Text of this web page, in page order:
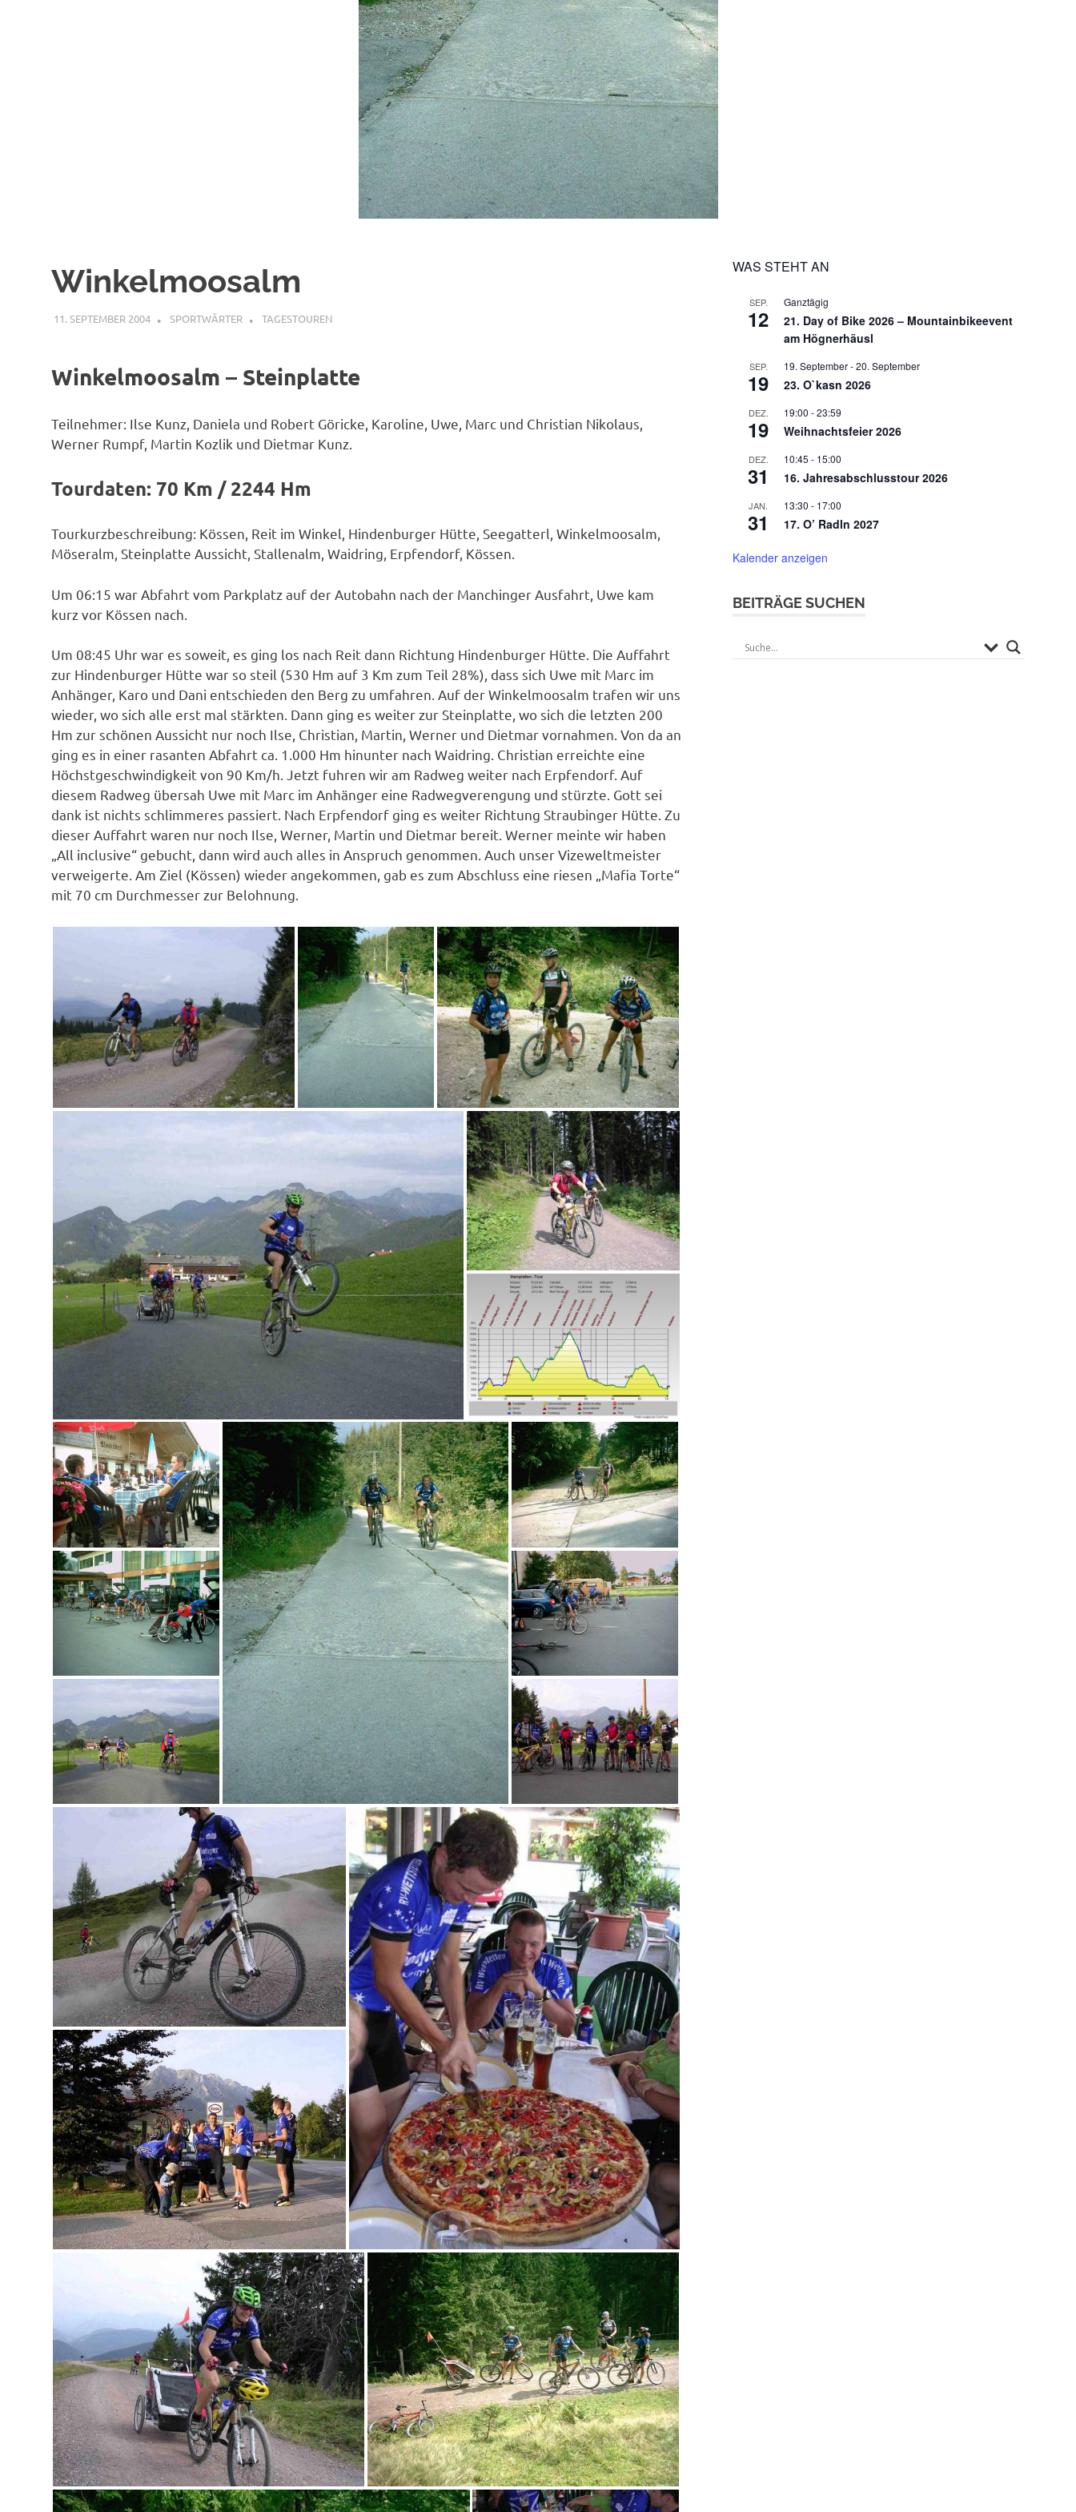
Winkelmoosalm
11. SEPTEMBER 2004 SPORTWÄRTER TAGESTOUREN
Winkelmoosalm – Steinplatte
Teilnehmer: Ilse Kunz, Daniela und Robert Göricke, Karoline, Uwe, Marc und Christian Nikolaus,
Werner Rumpf, Martin Kozlik und Dietmar Kunz.
Tourdaten: 70 Km / 2244 Hm
Tourkurzbeschreibung: Kössen, Reit im Winkel, Hindenburger Hütte, Seegatterl, Winkelmoosalm,
Möseralm, Steinplatte Aussicht, Stallenalm, Waidring, Erpfendorf, Kössen.
Um 06:15 war Abfahrt vom Parkplatz auf der Autobahn nach der Manchinger Ausfahrt, Uwe kam
kurz vor Kössen nach.
Um 08:45 Uhr war es soweit, es ging los nach Reit dann Richtung Hindenburger Hütte. Die Auffahrt
zur Hindenburger Hütte war so steil (530 Hm auf 3 Km zum Teil 28%), dass sich Uwe mit Marc im
Anhänger, Karo und Dani entschieden den Berg zu umfahren. Auf der Winkelmoosalm trafen wir uns
wieder, wo sich alle erst mal stärkten. Dann ging es weiter zur Steinplatte, wo sich die letzten 200
Hm zur schönen Aussicht nur noch Ilse, Christian, Martin, Werner und Dietmar vornahmen. Von da an
ging es in einer rasanten Abfahrt ca. 1.000 Hm hinunter nach Waidring. Christian erreichte eine
Höchstgeschwindigkeit von 90 Km/h. Jetzt fuhren wir am Radweg weiter nach Erpfendorf. Auf
diesem Radweg übersah Uwe mit Marc im Anhänger eine Radwegverengung und stürzte. Gott sei
dank ist nichts schlimmeres passiert. Nach Erpfendorf ging es weiter Richtung Straubinger Hütte. Zu
dieser Auffahrt waren nur noch Ilse, Werner, Martin und Dietmar bereit. Werner meinte wir haben
„All inclusive“ gebucht, dann wird auch alles in Anspruch genommen. Auch unser Vizeweltmeister
verweigerte. Am Ziel (Kössen) wieder angekommen, gab es zum Abschluss eine riesen „Mafia Torte“
mit 70 cm Durchmesser zur Belohnung.
WAS STEHT AN
SEP.
12
Ganztägig
21. Day of Bike 2026 – Mountainbikeevent
am Högnerhäusl
SEP.
19
19. September-20. September
23. O`kasn 2026
DEZ.
19
19:00 -23:59
Weihnachtsfeier 2026
DEZ.
31
10:45 - 15:00
16. Jahresabschlusstour 2026
JAN.
31
13:30 - 17:00
17. O’ Radln 2027
Kalender anzeigen
BEITRÄGE SUCHEN